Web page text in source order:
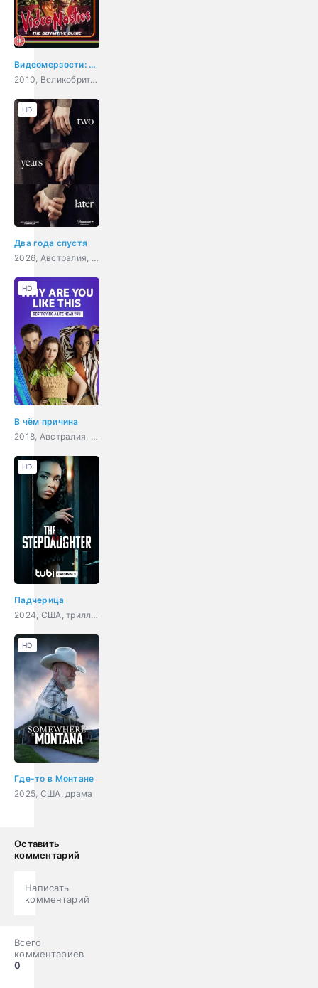
Видеомерзости: Моральная паника, цензура и видеозапись
2010, Великобритания, документальный
Два года спустя
2026, Австралия, драма
HD
В чём причина
2018, Австралия, комедия
HD
Падчерица
2024, США, триллер
HD
Где-то в Монтане
2025, США, драма
HD
Оставить
комментарий
Написать
комментарий
Всего
комментариев
0